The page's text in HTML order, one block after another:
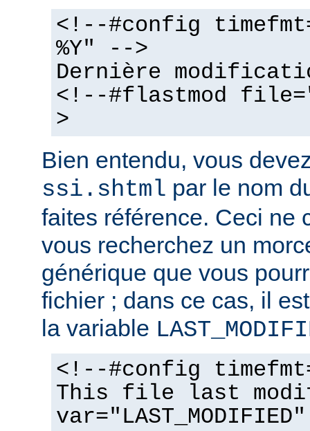
<!--#config
%Y" -->
Dernière
<!--#flastmod
>
Bien entendu, vous
ssi.shtml par le nom
faites référence. Ceci ne
vous recherchez un
générique que vous
fichier ; dans ce cas, il
la variable
<!--#config
This file last